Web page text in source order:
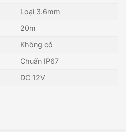
Loại 3.6mm
20m
Không có
Chuẩn IP67
DC 12V